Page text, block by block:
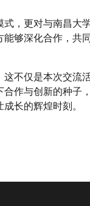
，更对与南昌大
够深化合作，共
不仅是本次交流
作与创新的种子
长的辉煌时刻。